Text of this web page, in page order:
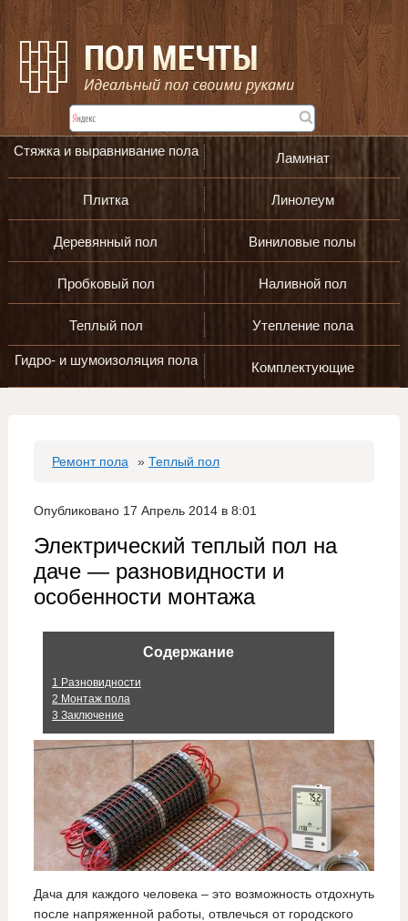
Стяжка и выравнивание пола Ламинат
Плитка Линолеум
Деревянный пол Виниловые полы
Пробковый пол Наливной пол
Теплый пол Утепление пола
Гидро- и шумоизоляция пола Комплектующие
Ремонт пола » Теплый пол
Опубликовано 17 Апрель 2014 в 8:01
Электрический теплый пол на
даче — разновидности и
особенности монтажа
Содержание
1 Разновидности
2 Монтаж пола
3 Заключение
Дача для каждого человека – это возможность отдохнуть
после напряженной работы, отвлечься от городского